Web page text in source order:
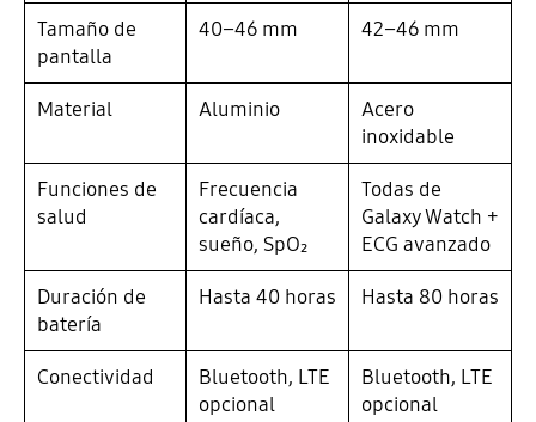
Tamaño de
pantalla
40–46 mm 42–46 mm
Material Aluminio
Acero
inoxidable
Funciones de
salud
Frecuencia
cardíaca,
sueño, SpO₂
Todas de
Galaxy Watch +
ECG avanzado
Duración de
batería
Hasta 40 horas Hasta 80 horas
Conectividad
Bluetooth, LTE
opcional
Bluetooth, LTE
opcional